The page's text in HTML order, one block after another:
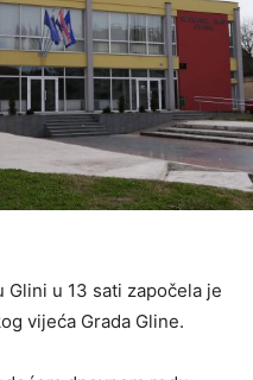
u 13 sati započela je
vijeća Grada Gline.